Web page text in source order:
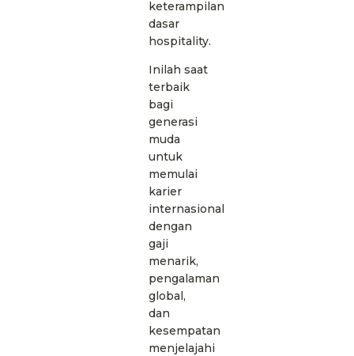
keterampilan
dasar
hospitality.
Inilah saat
terbaik
bagi
generasi
muda
untuk
memulai
karier
internasional
dengan
gaji
menarik,
pengalaman
global,
dan
kesempatan
menjelajahi